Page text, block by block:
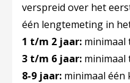
verspreid over het
één lengtemeting in
1 t/m 2 jaar: minimaal
3 t/m 6 jaar: minimaal
8-9 jaar: minimaal één